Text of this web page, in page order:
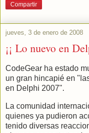
Compartir
jueves, 3 de enero de 2008
¡¡ Lo nuevo en
CodeGear ha estado
un gran hincapié en
en Delphi 2007".
La comunidad
quienes ya pudieron
tenido diversas